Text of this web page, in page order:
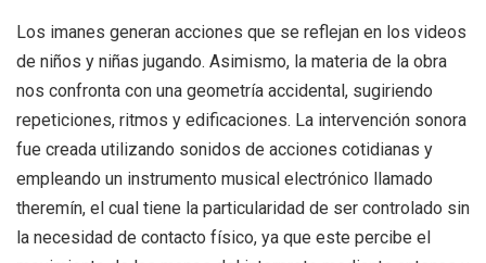
Los imanes generan acciones que se reflejan en los videos
de niños y niñas jugando. Asimismo, la materia de la obra
nos confronta con una geometría accidental, sugiriendo
repeticiones, ritmos y edificaciones. La intervención sonora
fue creada utilizando sonidos de acciones cotidianas y
empleando un instrumento musical electrónico llamado
theremín, el cual tiene la particularidad de ser controlado sin
la necesidad de contacto físico, ya que este percibe el